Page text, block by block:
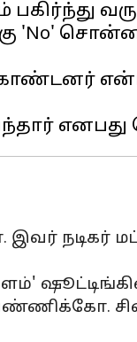
'No' சொன்ன
கொண்டனர்
நடிகர்